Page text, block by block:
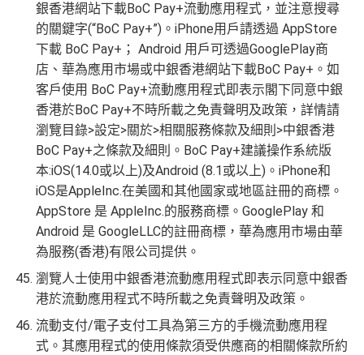
銀香港網站下載BoC Pay+流動應用程式，並注意搜尋
的關鍵字(“BoC Pay+”)。iPhone用戶請透過 AppStore
下載 BoC Pay+； Android 用戶可透過GooglePlay商
店、華為應用市場或中銀香港網站下載BoC Pay+。如
客戶使用 BoC Pay+流動應用程式即表示閣下同意中銀
香港於BoC Pay+不時所載之免責聲明及政策，詳情請
瀏覽目錄>設定>關於>相關服務條款及細則>中銀香港
BoC Pay+之條款及細則。BoC Pay+建議操作系統版
本:iOS(14.0或以上)及Android (8.1或以上)。iPhone和
iOS是AppleInc.在美國和其他國家或地區註冊的商標。
AppStore 是 AppleInc.的服務商標。GooglePlay 和
Android 是 GoogleLLC的註冊商標，華為應用市場由華
為服務(香港)有限公司提供。
瀏覽人士使用中銀香港流動應用程式即表示同意中銀香
港於流動應用程式不時所載之免責聲明及政策。
流動支付/電子支付工具為第三方的手機流動應用程
式。其應用程式的使用條款須受供應商的相關條款所約